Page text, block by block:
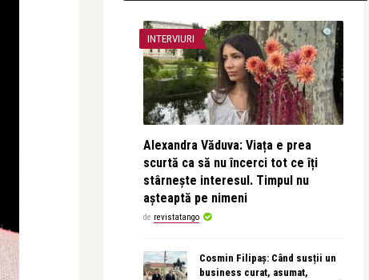
INTERVIURI
Alexandra Văduva: Viața e prea
scurtă ca să nu încerci tot ce îți
stârnește interesul. Timpul nu
așteaptă pe nimeni
de revistatango
Cosmin Filipaș: Când susții un
business curat, asumat,